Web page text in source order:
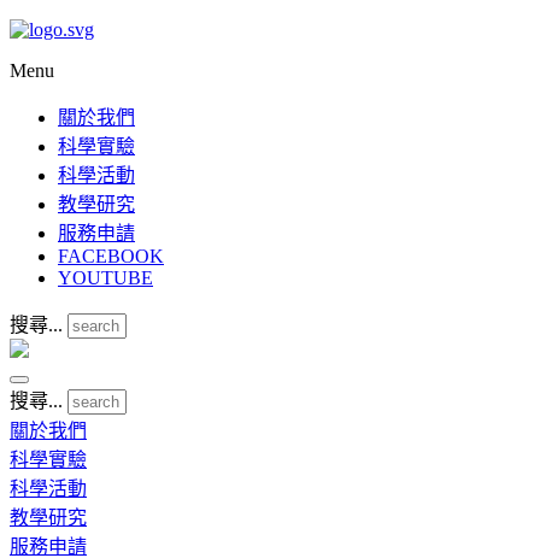
Menu
關於我們
科學實驗
科學活動
教學研究
服務申請
FACEBOOK
YOUTUBE
搜尋...
搜尋...
關於我們
科學實驗
科學活動
教學研究
服務申請